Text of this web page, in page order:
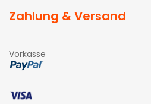
Zahlung & Versand
Vorkasse